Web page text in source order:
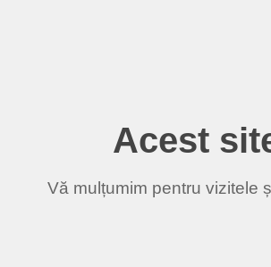
Acest
Vă mulțumim pentru vizitele